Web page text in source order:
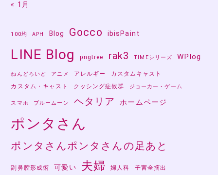
« 1月
100均 APH Blog Gocco ibisPaint
LINE Blog pngtree rak3 TIMEシリーズ WPlog
ねんどろいど アニメ アレルギー
カスタムキャスト
カスタム・キャスト
クッシング症候群 ジョーカー・ゲーム
スマホ ブルームーン ヘタリア ホームページ
ポンタさん
ポンタさんポンタさんの足あと
副鼻腔形成術 可愛い 夫婦 婦人科 子宮全摘出